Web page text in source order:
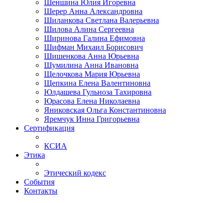
Шеншина Юлия Игоревна
Шерер Анна Александровна
Шиланкова Светлана Валерьевна
Шилова Алина Сергеевна
Ширинова Галина Ефимовна
Шифман Михаил Борисович
Шишенкова Анна Юрьевна
Шумилина Анна Ивановна
Щелочкова Мария Юрьевна
Щепкина Елена Валентиновна
Юлдашева Гульноза Тахировна
Юрасова Елена Николаевна
Яниковская Ольга Константиновна
Яремчук Инна Григорьевна
Сертификация
КСИА
Этика
Этический кодекс
События
Контакты